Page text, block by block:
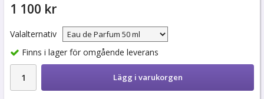
1 100 kr
Valalternativ
Finns i lager för omgående leverans
Lägg i varukorgen